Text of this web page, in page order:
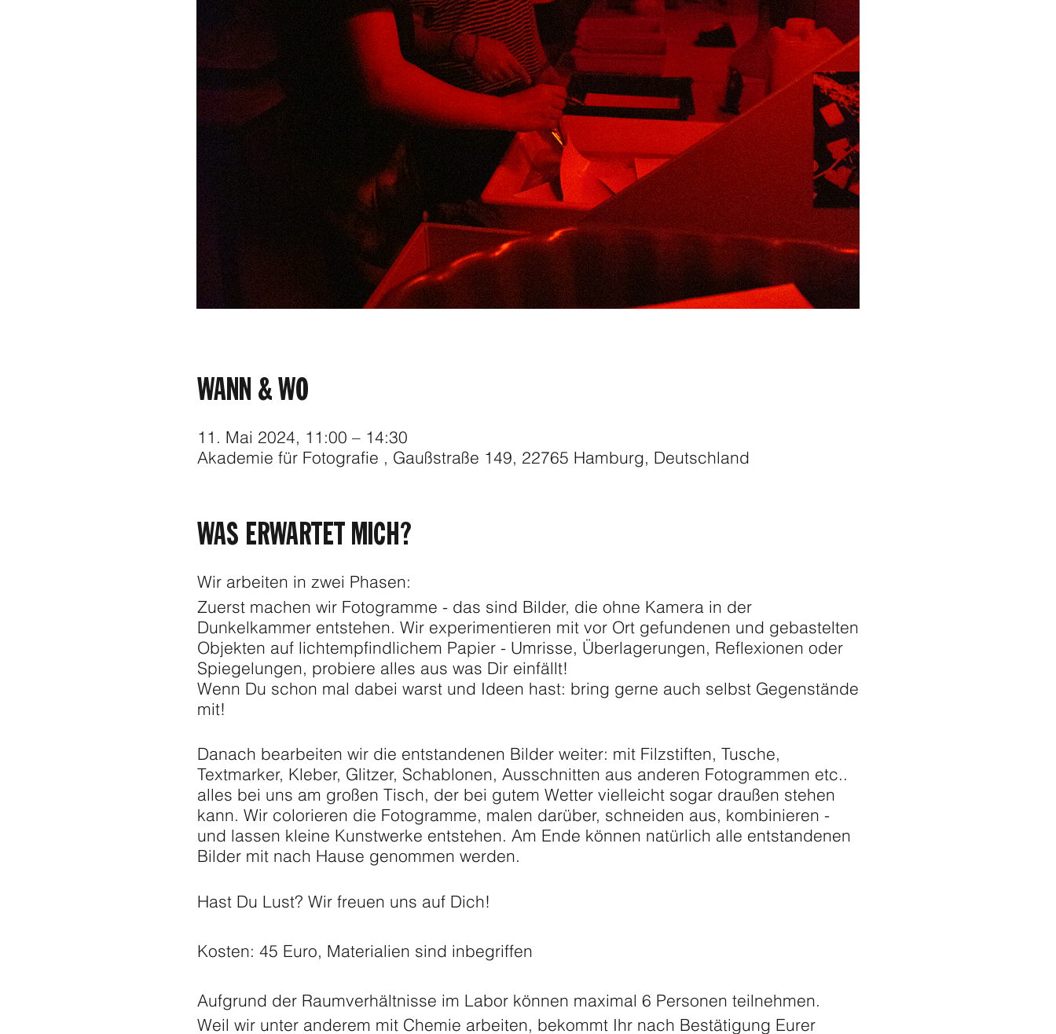
WANN & WO
11. Mai 2024, 11:00 – 14:30
Akademie für Fotografie , Gaußstraße 149, 22765 Hamburg, Deutschland
WAS ERWARTET MICH?
Wir arbeiten in zwei Phasen:
Zuerst machen wir Fotogramme - das sind Bilder, die ohne Kamera in der
Dunkelkammer entstehen. Wir experimentieren mit vor Ort gefundenen und gebastelten
Objekten auf lichtempfindlichem Papier - Umrisse, Überlagerungen, Reflexionen oder
Spiegelungen, probiere alles aus was Dir einfällt!
Wenn Du schon mal dabei warst und Ideen hast: bring gerne auch selbst Gegenstände
mit!
Danach bearbeiten wir die entstandenen Bilder weiter: mit Filzstiften, Tusche,
Textmarker, Kleber, Glitzer, Schablonen, Ausschnitten aus anderen Fotogrammen etc..
alles bei uns am großen Tisch, der bei gutem Wetter vielleicht sogar draußen stehen
kann. Wir colorieren die Fotogramme, malen darüber, schneiden aus, kombinieren -
und lassen kleine Kunstwerke entstehen. Am Ende können natürlich alle entstandenen
Bilder mit nach Hause genommen werden.
Hast Du Lust? Wir freuen uns auf Dich!
Kosten: 45 Euro, Materialien sind inbegriffen
Aufgrund der Raumverhältnisse im Labor können maximal 6 Personen teilnehmen.
Weil wir unter anderem mit Chemie arbeiten, bekommt Ihr nach Bestätigung Eurer